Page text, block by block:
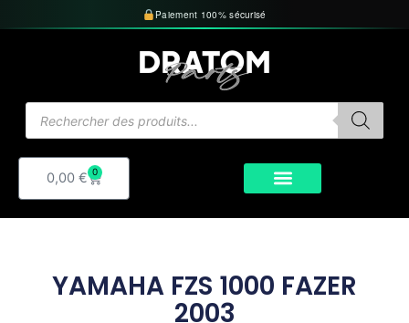
au
Paiement 100% sécurisé
de
0,00 € 0
Panier
YAMAHA FZS 1000 FAZER
2003